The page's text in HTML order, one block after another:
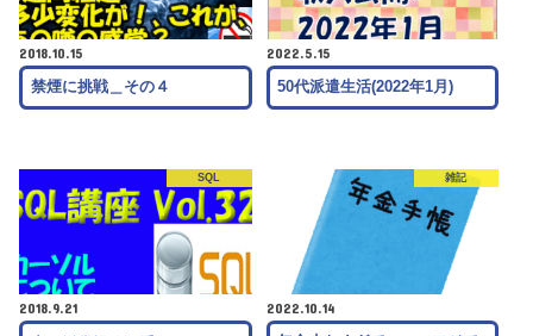
2018.10.15
禁煙に挑戦＿その４
2022.5.15
50代派遣生活(2022年1月)
SQL
2018.9.21
雑記
2022.10.14